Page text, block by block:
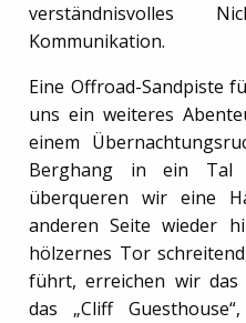
verständnisvolles
Kommunikation.
Eine Offroad-Sandpiste
uns ein weiteres
einem
Berghang in ein Tal
überqueren wir eine
anderen Seite wieder
hölzernes Tor
führt, erreichen wir das
das „Cliff